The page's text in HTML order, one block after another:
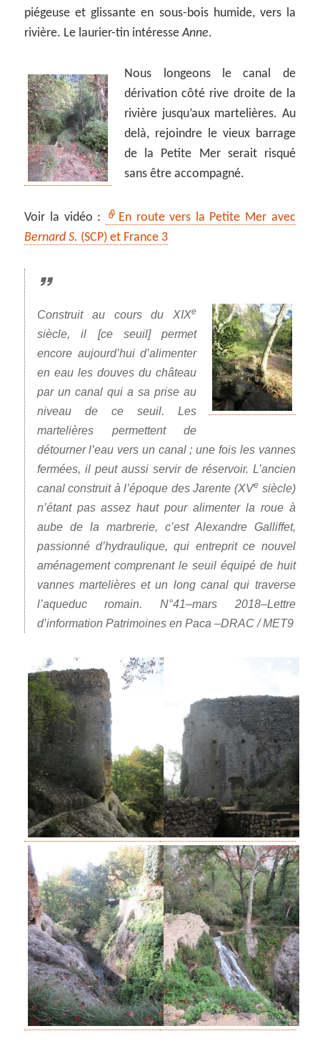
piégeuse et glissante en sous-bois humide, vers la
rivière. Le laurier-tin intéresseAnne.
Nous longeons le canal de
dérivation côté rive droite de la
rivière jusqu’aux martelières. Au
delà, rejoindre le vieux barrage
de la Petite Mer serait risqué
sans être accompagné.
Voir la vidéo :
En route vers la Petite Mer avec
Bernard S. (SCP) et France 3
Construit au cours du XIXe
siècle, il [ce seuil] permet
encore aujourd’hui d’alimenter
en eau les douves du château
par un canal qui a sa prise au
niveau de ce seuil. Les
martelières permettent de
détourner l’eau vers un canal ; une fois les vannes
fermées, il peut aussi servir de réservoir. L’ancien
canal construit à l’époque des Jarente (XVe siècle)
n’étant pas assez haut pour alimenter la roue à
aube de la marbrerie, c’est Alexandre Galliffet,
passionné d’hydraulique, qui entreprit ce nouvel
aménagement comprenant le seuil équipé de huit
vannes martelières et un long canal qui traverse
l’aqueduc romain. N°41–mars 2018–Lettre
d’information Patrimoines en Paca –DRAC / MET9